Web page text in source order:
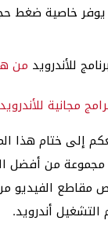
يوفر خاصية ضغط
للأندرويد من
مجانية للأندرويد
إلى ختام هذا
من أفضل
الفيديو
أندرويد.